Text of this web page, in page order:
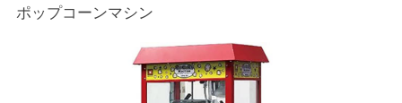
ポップコーンマシン